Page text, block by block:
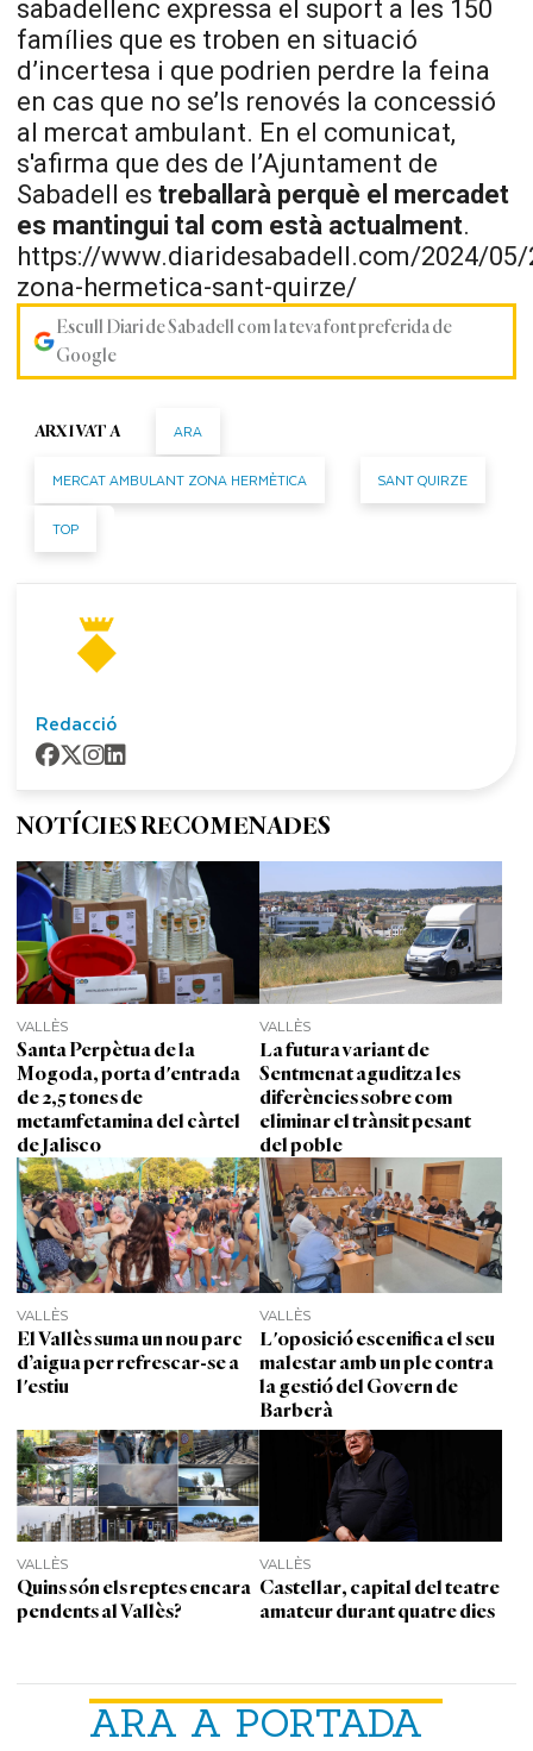
ARA A PORTADA
sabadellenc expressa el suport a les 150
famílies que es troben en situació
d’incertesa i que podrien perdre la feina
en cas que no se’ls renovés la concessió
al mercat ambulant. En el comunicat,
s'afirma que des de l’Ajuntament de
Sabadell estreballarà perquè el mercadet
es mantingui tal com està actualment.
https://www.diaridesabadell.com/2024/
zona-hermetica-sant-quirze/
Escull Diari de Sabadell com la teva font preferida de
Google
ARXIVAT A ARA
MERCAT AMBULANT ZONA HERMÈTICA SANT QUIRZE
TOP
Redacció
NOTÍCIES RECOMENADES
VALLÈS
Santa Perpètua de la
Mogoda, porta d'entrada
de 2,5 tones de
metamfetamina del càrtel
de Jalisco
VALLÈS
La futura variant de
Sentmenat aguditza les
diferències sobre com
eliminar el trànsit pesant
del poble
VALLÈS
El Vallès suma un nou parc
d’aigua per refrescar-se a
l'estiu
VALLÈS
L'oposició escenifica el seu
malestar amb un ple contra
la gestió del Govern de
Barberà
VALLÈS
Quins són els reptes encara
pendents al Vallès?
VALLÈS
Castellar, capital del teatre
amateur durant quatre dies